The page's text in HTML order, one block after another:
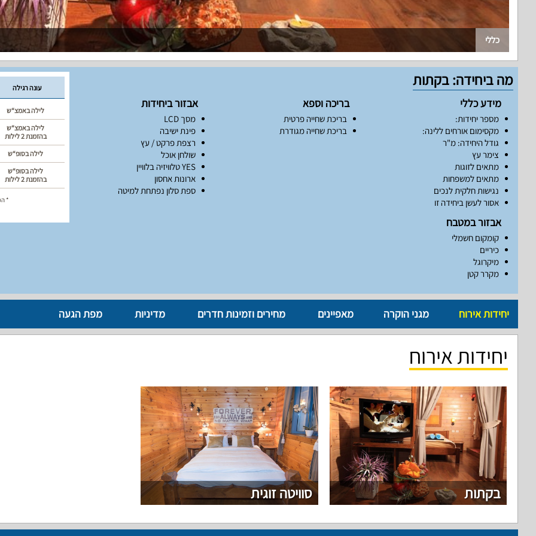
כללי
עונה רגילה
לילה באמצ“ש
לילה באמצ“ש
בהזמנת 2 לילות
לילה בסופ“ש
לילה בסופ“ש
בהזמנת 2 לילות
*
מה ביחידה: בקתות
מידע כללי
מספר יחידות:
מקסימום אורחים ללינה:
גודל היחידה: מ"ר
צימר עץ
מתאים לזוגות
מתאים למשפחות
נגישות חלקית לנכים
אסור לעשן ביחידה זו
בריכה וספא
בריכת שחייה פרטית
בריכת שחייה מגודרת
אבזור ביחידות
מסך LCD
פינת ישיבה
רצפת פרקט / עץ
שולחן אוכל
YES טלוויזיה בלוויין
ארונות אחסון
ספת סלון נפתחת למיטה
אבזור במטבח
קומקום חשמלי
כיריים
מיקרוגל
מקרר קטן
יחידות אירוח מגני הוקרה מאפיינים מחירים וזמינות חדרים מדיניות מפת הגעה
יחידות אירוח
בקתות סוויטה זוגית